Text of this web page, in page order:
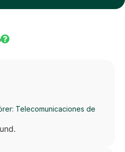
Telecomunicaciones de